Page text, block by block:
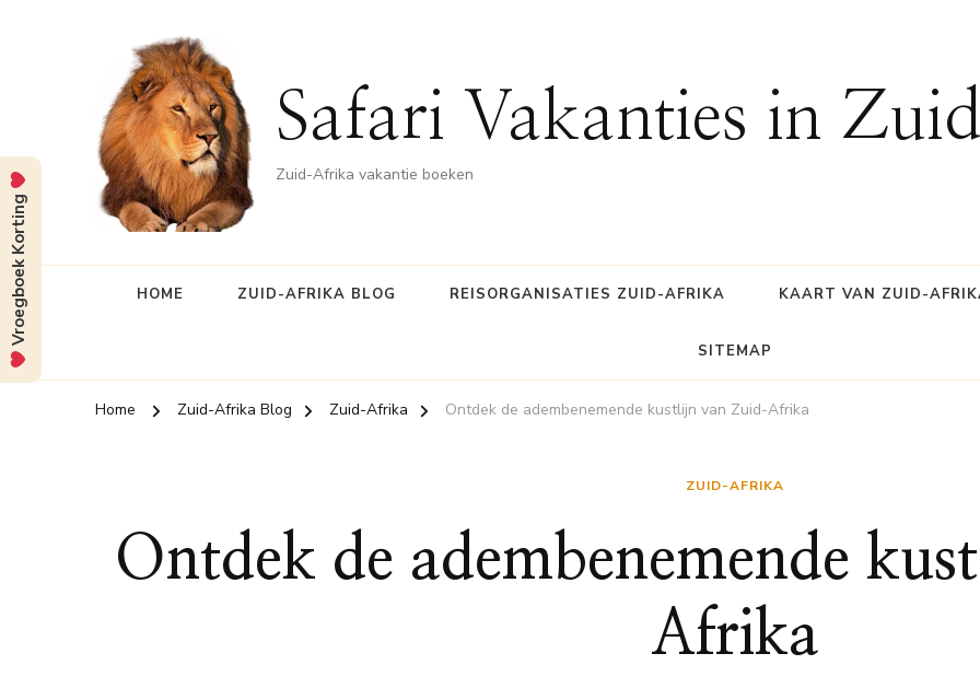
Safari Vakanties in
Zuid-Afrika vakantie boeken
HOME ZUID-AFRIKA BLOG REISORGANISATIES ZUID-AFRIKA KAART VAN ZUID-
SITEMAP
Home Zuid-Afrika Blog Zuid-Afrika Ontdek de adembenemende kustlijn van Zuid-Afrika
ZUID-AFRIKA
Ontdek de adembenemende
Afrika
Vroegboek Korting